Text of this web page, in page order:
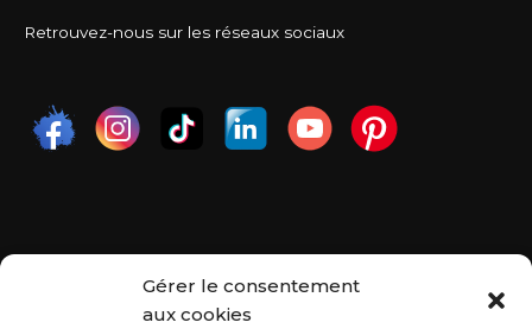
Gérer le consentement
aux cookies
Retrouvez-nous sur les réseaux sociaux